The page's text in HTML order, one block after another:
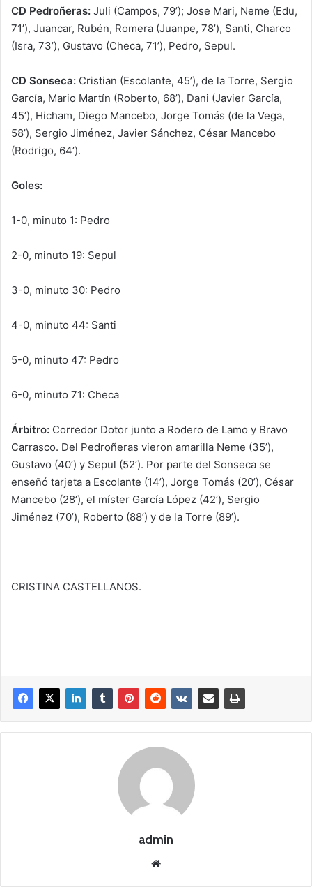
CD Pedroñeras: Juli (Campos, 79’); Jose Mari, Neme (Edu,
71’), Juancar, Rubén, Romera (Juanpe, 78’), Santi, Charco
(Isra, 73’), Gustavo (Checa, 71’), Pedro, Sepul.
CD Sonseca: Cristian (Escolante, 45’), de la Torre, Sergio
García, Mario Martín (Roberto, 68’), Dani (Javier García,
45’), Hicham, Diego Mancebo, Jorge Tomás (de la Vega,
58’), Sergio Jiménez, Javier Sánchez, César Mancebo
(Rodrigo, 64’).
Goles:
1-0, minuto 1: Pedro
2-0, minuto 19: Sepul
3-0, minuto 30: Pedro
4-0, minuto 44: Santi
5-0, minuto 47: Pedro
6-0, minuto 71: Checa
Árbitro: Corredor Dotor junto a Rodero de Lamo y Bravo
Carrasco. Del Pedroñeras vieron amarilla Neme (35’),
Gustavo (40’) y Sepul (52’). Por parte del Sonseca se
enseñó tarjeta a Escolante (14’), Jorge Tomás (20’), César
Mancebo (28’), el míster García López (42’), Sergio
Jiménez (70’), Roberto (88’) y de la Torre (89’).
CRISTINA CASTELLANOS.
admin